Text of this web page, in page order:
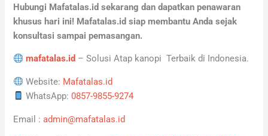
Hubungi Mafatalas.id sekarang dan dapatkan penawaran
khusus hari ini! Mafatalas.id siap membantu Anda sejak
konsultasi sampai pemasangan.
mafatalas.id – Solusi Atap kanopi Terbaik di Indonesia.
Website: Mafatalas.id
WhatsApp:0857-9855-9274
Email :admin@mafatalas.id